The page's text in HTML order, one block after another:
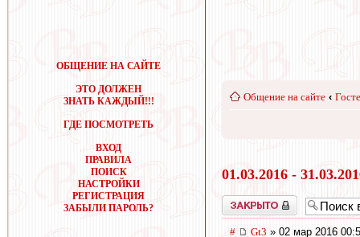
ОБЩЕНИЕ НА САЙТЕ
ЭТО ДОЛЖЕН
ЗНАТЬ КАЖДЫЙ!!!
ГДЕ ПОСМОТРЕТЬ
ВХОД
ПРАВИЛА
ПОИСК
НАСТРОЙКИ
РЕГИСТРАЦИЯ
ЗАБЫЛИ ПАРОЛЬ?
Общение на сайте ‹
01.03.2016 -
Закрыто
# Gt3 » 02 мар 2016